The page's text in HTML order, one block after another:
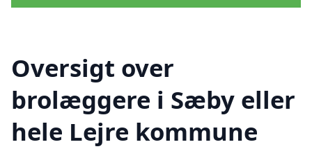
Oversigt over
brolæggere i Sæby eller
hele Lejre kommune